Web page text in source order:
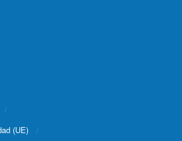
(UE)